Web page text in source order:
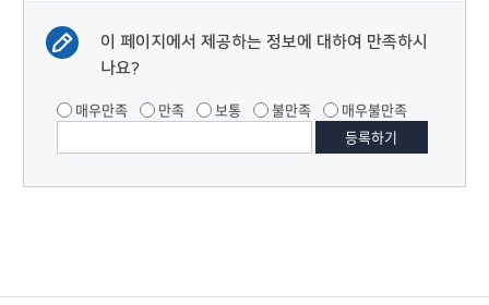
이 페이지에서 제공하는 정보에 대하여 만족하시
나요?
매우만족 만족 보통 불만족 매우불만족